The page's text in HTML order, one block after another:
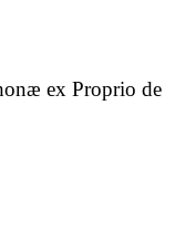
ex Proprio de